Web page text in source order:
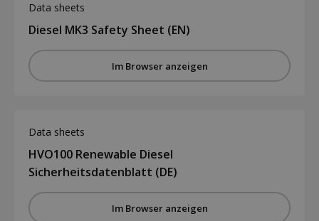
Data sheets
Diesel MK3 Safety Sheet (EN)
Im Browser anzeigen
Data sheets
HVO100 Renewable Diesel
Sicherheitsdatenblatt (DE)
Im Browser anzeigen